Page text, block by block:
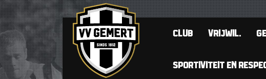
CLUB VRIJWIL.
SPORTIVITEIT EN